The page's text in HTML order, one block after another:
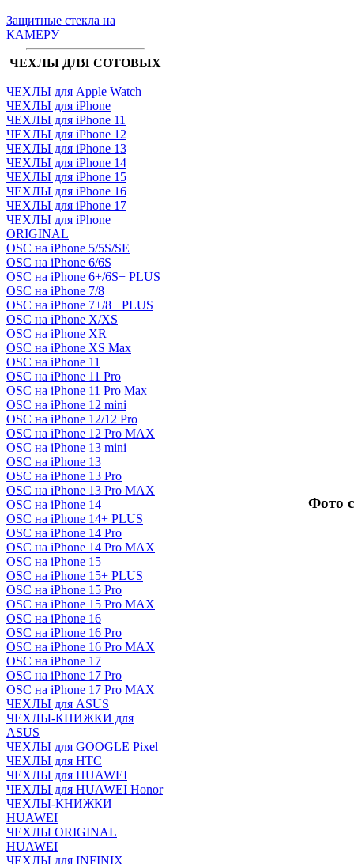
Защитные стекла на
КАМЕРУ
ЧЕХЛЫ ДЛЯ СОТОВЫХ
ЧЕХЛЫ для Apple Watch
ЧЕХЛЫ для iPhone
ЧЕХЛЫ для iPhone 11
ЧЕХЛЫ для iPhone 12
ЧЕХЛЫ для iPhone 13
ЧЕХЛЫ для iPhone 14
ЧЕХЛЫ для iPhone 15
ЧЕХЛЫ для iPhone 16
ЧЕХЛЫ для iPhone 17
ЧЕХЛЫ для iPhone
ORIGINAL
OSC на iPhone 5/5S/SE
OSC на iPhone 6/6S
OSC на iPhone 6+/6S+ PLUS
OSC на iPhone 7/8
OSC на iPhone 7+/8+ PLUS
OSC на iPhone X/XS
OSC на iPhone XR
OSC на iPhone XS Max
OSC на iPhone 11
OSC на iPhone 11 Pro
OSC на iPhone 11 Pro Max
OSC на iPhone 12 mini
OSC на iPhone 12/12 Pro
OSC на iPhone 12 Pro MAX
OSC на iPhone 13 mini
OSC на iPhone 13
OSC на iPhone 13 Pro
OSC на iPhone 13 Pro MAX
OSC на iPhone 14
OSC на iPhone 14+ PLUS
OSC на iPhone 14 Pro
OSC на iPhone 14 Pro MAX
OSC на iPhone 15
OSC на iPhone 15+ PLUS
OSC на iPhone 15 Pro
OSC на iPhone 15 Pro MAX
OSC на iPhone 16
OSC на iPhone 16 Pro
OSC на iPhone 16 Pro MAX
OSC на iPhone 17
OSC на iPhone 17 Pro
OSC на iPhone 17 Pro MAX
ЧЕХЛЫ для ASUS
ЧЕХЛЫ-КНИЖКИ для
ASUS
ЧЕХЛЫ для GOOGLE Pixel
ЧЕХЛЫ для HTC
ЧЕХЛЫ для HUAWEI
ЧЕХЛЫ для HUAWEI Honor
ЧЕХЛЫ-КНИЖКИ
HUAWEI
ЧЕХЛЫ ORIGINAL
HUAWEI
ЧЕХЛЫ для INFINIX
Фото